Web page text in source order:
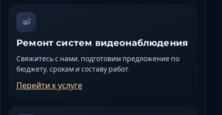
Ремонт систем видеонаблюдения
Свяжитесь с нами, подготовим предложение по
бюджету, срокам и составу работ.
Перейти к услуге